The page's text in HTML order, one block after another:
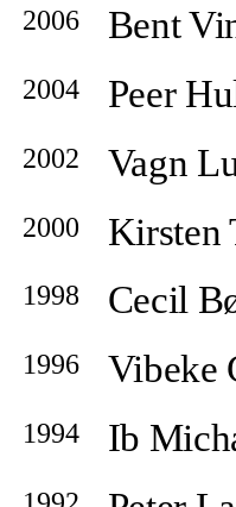
2006 Bent
2004 Peer
2002 Vagn
2000 Kirsten
1998 Cecil
1996 Vibeke
1994 Ib